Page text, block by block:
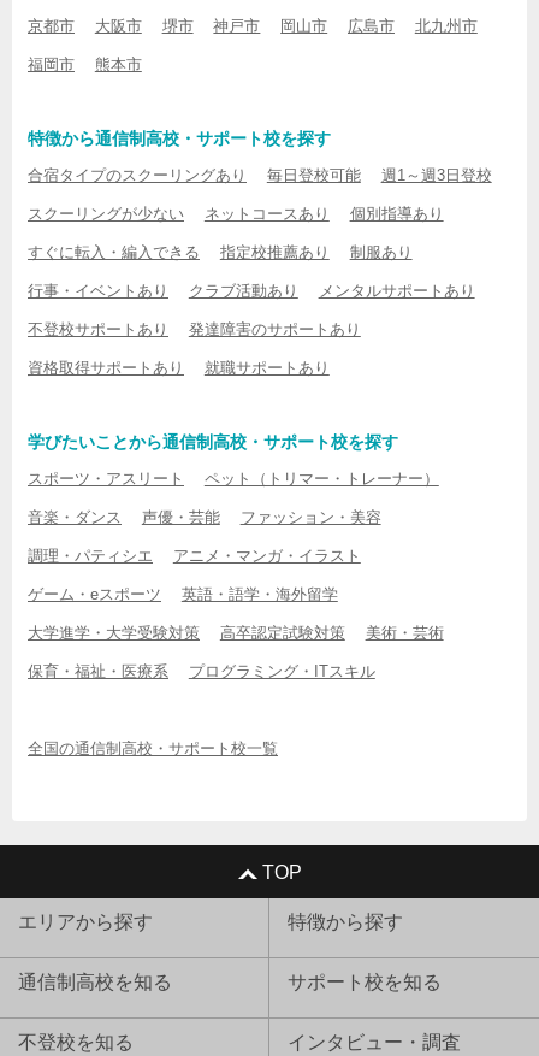
京都市 大阪市 堺市 神戸市 岡山市 広島市 北九州市
福岡市 熊本市
特徴から通信制高校・サポート校を探す
合宿タイプのスクーリングあり 毎日登校可能 週1～週3日登校
スクーリングが少ない ネットコースあり 個別指導あり
すぐに転入・編入できる 指定校推薦あり 制服あり
行事・イベントあり クラブ活動あり メンタルサポートあり
不登校サポートあり 発達障害のサポートあり
資格取得サポートあり 就職サポートあり
学びたいことから通信制高校・サポート校を探す
スポーツ・アスリート ペット（トリマー・トレーナー）
音楽・ダンス 声優・芸能 ファッション・美容
調理・パティシエ アニメ・マンガ・イラスト
ゲーム・eスポーツ 英語・語学・海外留学
大学進学・大学受験対策 高卒認定試験対策 美術・芸術
保育・福祉・医療系 プログラミング・ITスキル
全国の通信制高校・サポート校一覧
TOP
エリアから探す 特徴から探す
通信制高校を知る サポート校を知る
不登校を知る インタビュー・調査